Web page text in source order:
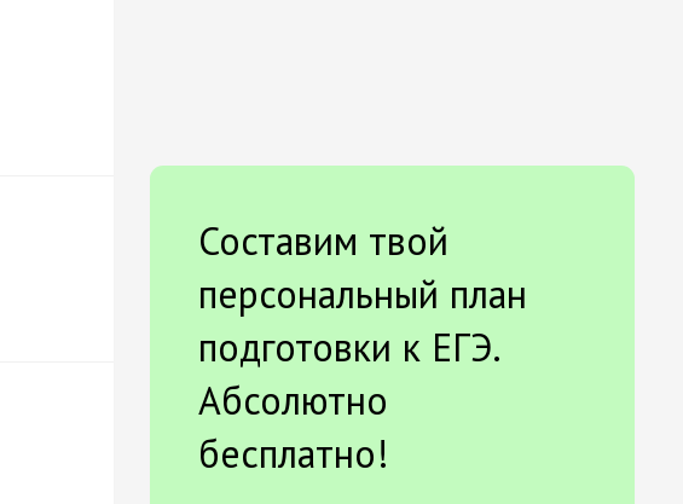
Составим твой
персональный план
подготовки к ЕГЭ.
Абсолютно
бесплатно!